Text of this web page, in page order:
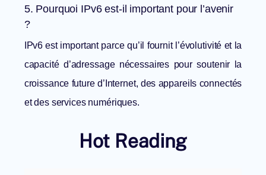
5. Pourquoi IPv6 est-il important pour l’avenir
?
IPv6 est important parce qu’il fournit l’évolutivité et la
capacité d’adressage nécessaires pour soutenir la
croissance future d’Internet, des appareils connectés
et des services numériques.
Hot Reading